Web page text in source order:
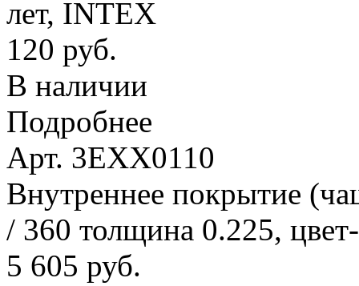
лет, INTEX
120 руб.
В наличии
Подробнее
Арт. 3EXX0110
Внутреннее покрытие
/ 360 толщина 0.225,
5 605 руб.